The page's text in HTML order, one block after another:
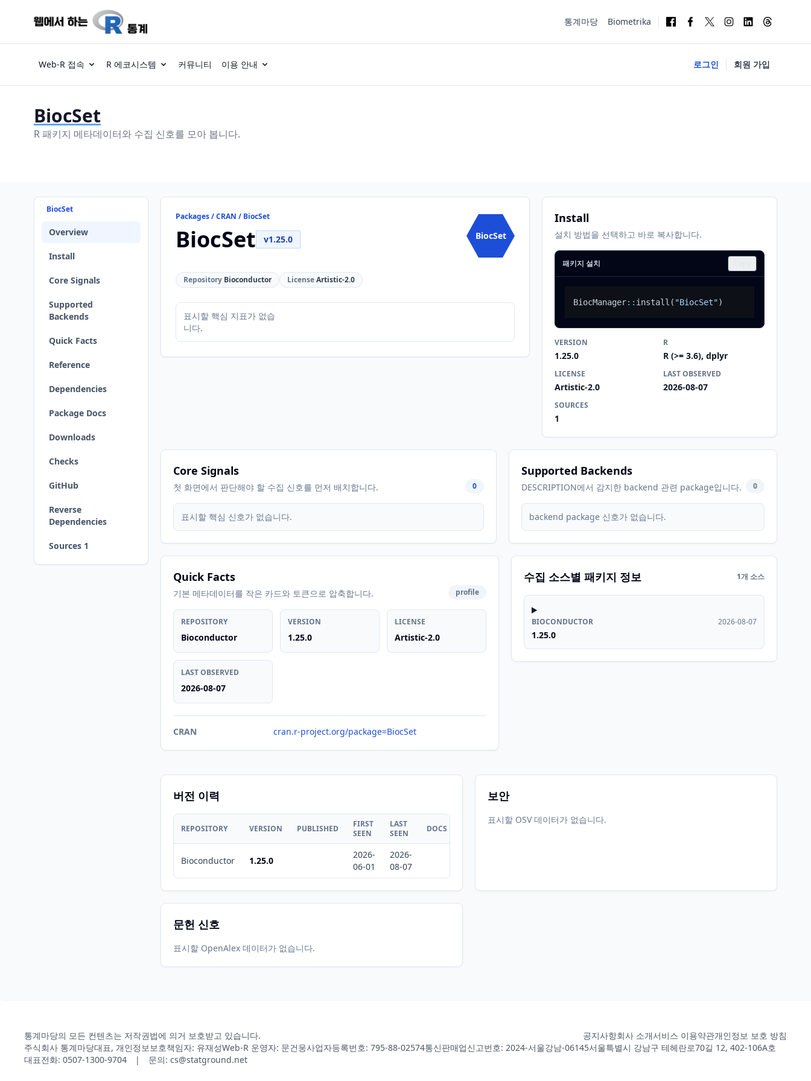
통계마당 Biometrika
Web-R 접속 R 에코시스템 커뮤니티 이용 안내 로그인 회원 가입
BiocSet
R 패키지 메타데이터와 수집 신호를 모아 봅니다.
BiocSet
Overview
Install
Core Signals
Supported
Backends
Quick Facts
Reference
Dependencies
Package Docs
Downloads
Checks
GitHub
Reverse
Dependencies
Sources 1
Packages / CRAN / BiocSet
BiocSet v1.25.0 BiocSet
Repository Bioconductor LicenseArtistic-2.0
표시할 핵심 지표가 없습
니다.
Install
설치 방법을 선택하고 바로 복사합니다.
패키지 설치
BiocManager:: install ( "BiocSet")
VERSION
1.25.0
R
R (>= 3.6), dplyr
LICENSE
Artistic-2.0
LAST OBSERVED
2026-08-07
SOURCES
1
Core Signals
첫 화면에서 판단해야 할 수집 신호를 먼저 배치합니다. 0
표시할 핵심 신호가 없습니다.
Supported Backends
DESCRIPTION에서 감지한 backend 관련 package입니다. 0
backend package 신호가 없습니다.
Quick Facts
기본 메타데이터를 작은 카드와 토큰으로 압축합니다. profile
REPOSITORY
Bioconductor
VERSION
1.25.0
LICENSE
Artistic-2.0
LAST OBSERVED
2026-08-07
CRAN cran.r-project.org/package=BiocSet
수집 소스별 패키지 정보 1개 소스
BIOCONDUCTOR
1.25.0
2026-08-07
버전 이력
REPOSITORY VERSION PUBLISHED
FIRST
SEEN
LAST
SEEN
DOCS
Bioconductor 1.25.0
2026-
06-01
2026-
08-07
보안
표시할 OSV 데이터가 없습니다.
문헌 신호
표시할 OpenAlex 데이터가 없습니다.
통계마당의 모든 컨텐츠는 저작권법에 의거 보호받고 있습니다. 공지사항회사 소개서비스 이용약관개인정보 보호 방침
주식회사 통계마당대표, 개인정보보호책임자: 유재성Web-R 운영자: 문건웅사업자등록번호: 795-88-02574통신판매업신고번호: 2024-서울강남-06145서울특별시 강남구 테헤란로70길 12, 402-106A호
대표전화: 0507-1300-9704 | 문의: cs@statground.net